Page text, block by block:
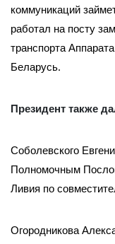
коммуникаций
работал на посту
транспорта
Беларусь.
Президент также
Соболевского
Полномочным
Ливия по
Огородникова